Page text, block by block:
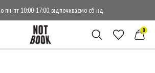
пн-пт 10:00-17:00, відпочиваємо сб-нд
0